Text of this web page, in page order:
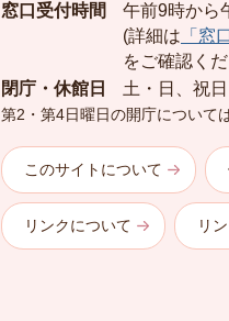
窓口受付時間
午前9時から
(詳細は 「窓
をご確認く
閉庁・休館日
土・日、祝
第2・第4日曜日の開庁については
このサイトについて
リンクについて リ